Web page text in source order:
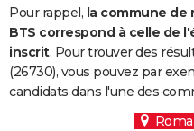
COPAINS D'AVANT
S'inscrire
Se connecter
Lycées
Collèges
Primaires
Universités
Entreprises
Service militaire
Avis de recherche
AVIS DE DÉCÈS
FORUM
Pour rappel, la commune
BTS correspond à celle de
inscrit. Pour trouver des
(26730), vous pouvez par
candidats dans l'une des